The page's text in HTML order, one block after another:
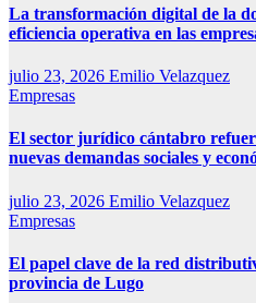
La transformación digital de la
eficiencia operativa en las
julio 23, 2026 Emilio Velazquez
Empresas
El sector jurídico cántabro
nuevas demandas sociales y
julio 23, 2026 Emilio Velazquez
Empresas
El papel clave de la red
provincia de Lugo